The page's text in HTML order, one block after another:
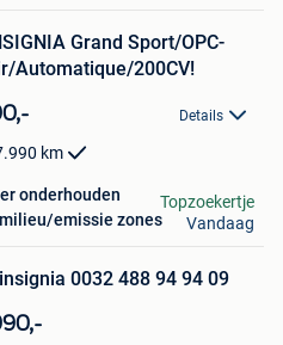
Grand Sport/OPC-
Automatique/200CV!
Details
km
onderhouden
emissie zones
Topzoekertje
Vandaag
0032 488 94 94 09